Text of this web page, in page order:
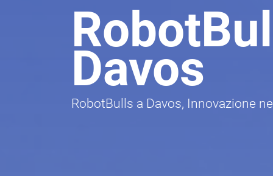
Davos
RobotBulls a Davos, Innovazione